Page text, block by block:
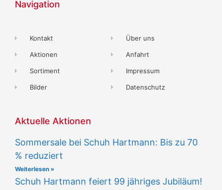
Navigation
Kontakt
Aktionen
Sortiment
Bilder
Über uns
Anfahrt
Impressum
Datenschutz
Aktuelle Aktionen
Sommersale bei Schuh Hartmann: Bis zu 70
% reduziert
Weiterlesen »
Schuh Hartmann feiert 99 jähriges Jubiläum!